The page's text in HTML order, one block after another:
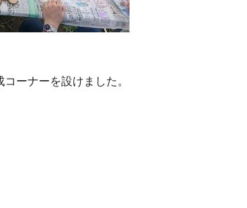
ーナーを設けました。